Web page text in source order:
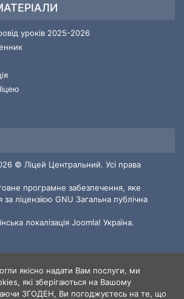
уроків 2025-2026
© Ліцей Центральний. Усі права
програмне забезпечення, яке
ліцензією GNU Загальна публічна
локалізація Joomla! Україна.
ПРО САЙТ
якісно надати Вам послуги, ми
які зберігаються на Вашому
ЗГОДЕН, Ви погоджуєтесь на те, що